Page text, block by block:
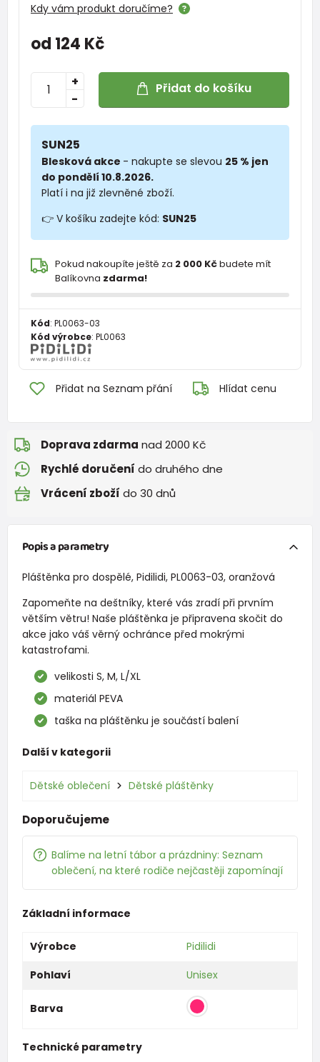
Kdy vám produkt doručíme?
od 124 Kč
-
+ Přidat do košíku
SUN25
Blesková akce - nakupte se slevou 25 % jen
do pondělí 10.8.2026.
Platí i na již zlevněné zboží.
👉 V košíku zadejte kód: SUN25
Pokud nakoupíte ještě za 2 000 Kčbudete mít
Balíkovna zdarma!
Kód: PL0063-03
Kód výrobce: PL0063
Přidat na Seznam přání Hlídat cenu
Doprava zdarma nad 2000 Kč
Rychlé doručení do druhého dne
Vrácení zboží do 30 dnů
Popis a parametry
Pláštěnka pro dospělé, Pidilidi, PL0063-03, oranžová
Zapomeňte na deštníky, které vás zradí při prvním
větším větru! Naše pláštěnka je připravena skočit do
akce jako váš věrný ochránce před mokrými
katastrofami.
velikosti S, M, L/XL
materiál PEVA
taška na pláštěnku je součástí balení
Další v kategorii
Dětské oblečení Dětské pláštěnky
Doporučujeme
Balíme na letní tábor a prázdniny: Seznam
oblečení, na které rodiče nejčastěji zapomínají
Základní informace
Výrobce
Pidilidi
Pohlaví
Unisex
Barva
Technické parametry